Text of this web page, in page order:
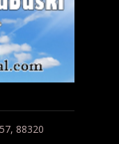
88320